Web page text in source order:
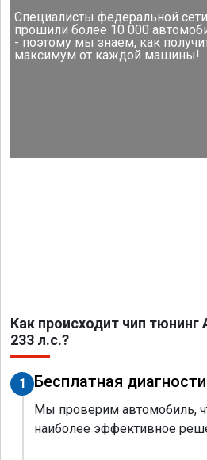
Специалисты федеральной
прошили более 10 000
- поэтому мы знаем, как
максимум от каждой машины!
Как происходит чип тюнинг
233 л.с.?
1 Бесплатная
Мы проверим автомобиль,
наиболее эффективное